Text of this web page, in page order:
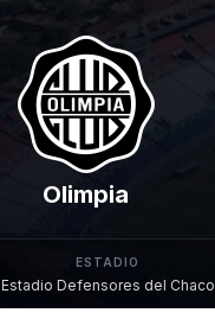
Olimpia
ESTADIO
Estadio Defensores del Chaco